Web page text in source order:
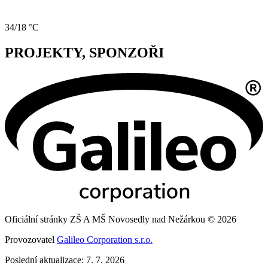
34/18 °C
PROJEKTY, SPONZOŘI
Oficiální stránky ZŠ A MŠ Novosedly nad Nežárkou © 2026
Provozovatel Galileo Corporation s.r.o.
Poslední aktualizace: 7. 7. 2026